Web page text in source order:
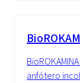
anfótero